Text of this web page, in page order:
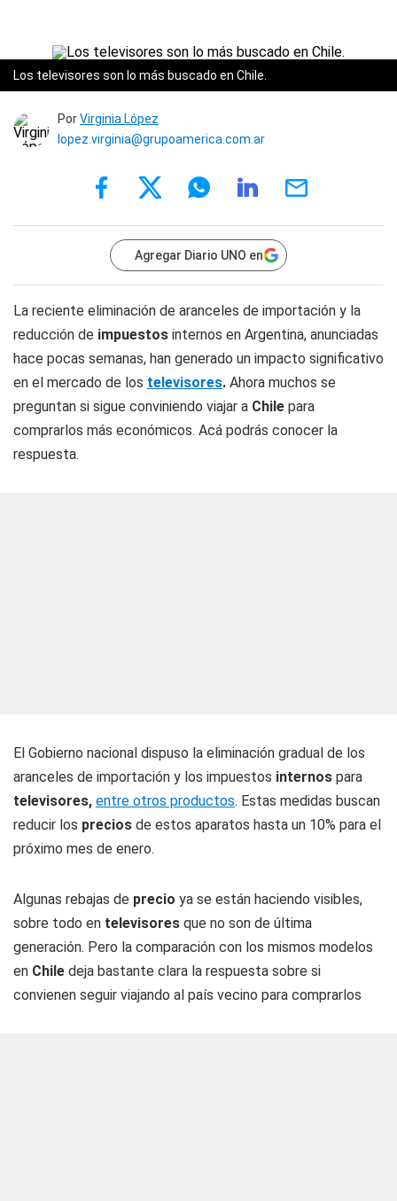
Los televisores son lo más buscado en Chile.
PorVirginia López
lopez.virginia@grupoamerica.com.ar
Agregar Diario UNO en
La reciente eliminación de aranceles de importación y la
reducción de impuestos internos en Argentina, anunciadas
hace pocas semanas, han generado un impacto significativo
en el mercado de los televisores. Ahora muchos se
preguntan si sigue conviniendo viajar a Chile para
comprarlos más económicos. Acá podrás conocer la
respuesta.
El Gobierno nacional dispuso la eliminación gradual de los
aranceles de importación y los impuestos internos para
televisores, entre otros productos. Estas medidas buscan
reducir los precios de estos aparatos hasta un 10% para el
próximo mes de enero.
Algunas rebajas de precio ya se están haciendo visibles,
sobre todo en televisores que no son de última
generación. Pero la comparación con los mismos modelos
en Chile deja bastante clara la respuesta sobre si
convienen seguir viajando al país vecino para comprarlos